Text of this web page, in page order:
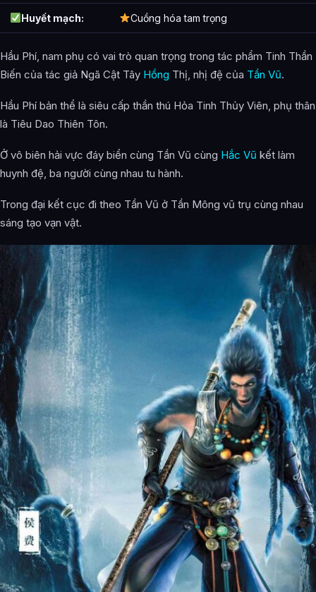
Huyết mạch: Cuồng hóa tam trọng
Hầu Phí, nam phụ có vai trò quan trọng trong tác phẩm Tinh Thần
Biến của tác giả Ngã Cật Tây Hồng Thị, nhị đệ của Tần Vũ.
Hầu Phí bản thể là siêu cấp thần thú Hỏa Tinh Thủy Viên, phụ thân
là Tiêu Dao Thiên Tôn.
Ở vô biên hải vực đáy biển cùng Tần Vũ cùng Hắc Vũ kết làm
huynh đệ, ba người cùng nhau tu hành.
Trong đại kết cục đi theo Tần Vũ ở Tần Mông vũ trụ cùng nhau
sáng tạo vạn vật.